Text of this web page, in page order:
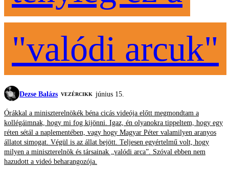
"valódi arcuk"
Dezse Balázs VEZÉRCIKK június 15.
Órákkal a miniszterelnökék béna cicás videója előtt megmondtam a
kollégáimnak, hogy mi fog kijönni. Igaz, én olyanokra tippeltem, hogy egy
réten sétál a naplementében, vagy hogy Magyar Péter valamilyen aranyos
állatot simogat. Végül is az állat bejött. Teljesen egyértelmű volt, hogy
milyen a miniszterelnök és társainak „valódi arca”. Szóval ebben nem
hazudott a videó beharangozója.